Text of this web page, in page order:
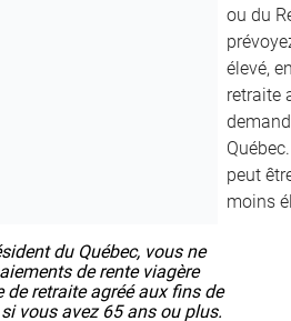
ou du
élevé,
retraite
peut
moins
du Québec, vous ne
de rente viagère
de retraite agréé aux fins de
vous avez 65 ans ou plus.